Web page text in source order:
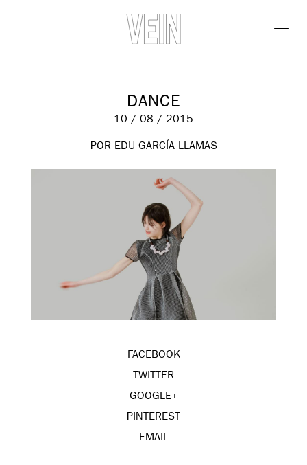
DANCE
10 / 08 / 2015
POR EDU GARCÍA LLAMAS
FACEBOOK
TWITTER
GOOGLE+
PINTEREST
EMAIL